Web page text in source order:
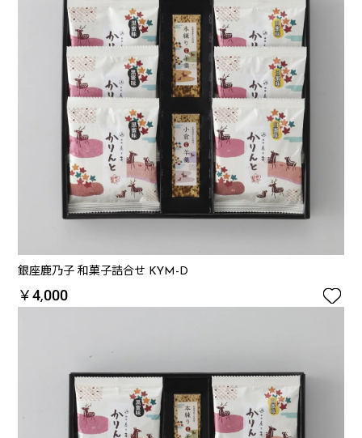
銀座鹿乃子 和菓子詰合せ KYM-D
￥4,000 